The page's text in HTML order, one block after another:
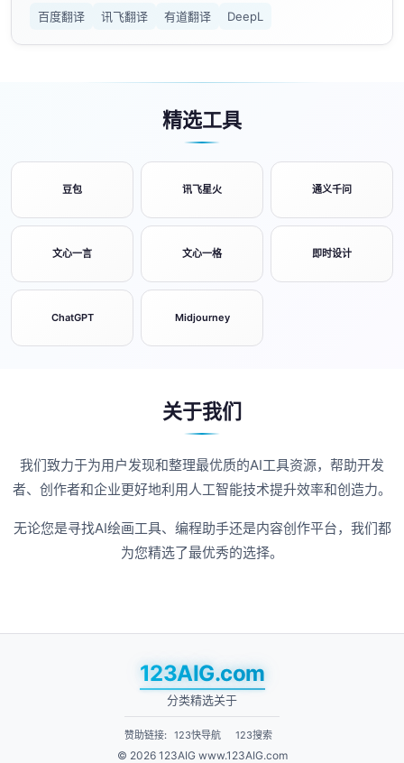
百度翻译 讯飞翻译 有道翻译 DeepL
精选工具
豆包 讯飞星火 通义千问
文心一言 文心一格 即时设计
ChatGPT Midjourney
关于我们
我们致力于为用户发现和整理最优质的AI工具资源，帮助开发
者、创作者和企业更好地利用人工智能技术提升效率和创造力。
无论您是寻找AI绘画工具、编程助手还是内容创作平台，我们都
为您精选了最优秀的选择。
123AIG.com
分类精选关于
赞助链接: 123快导航 123搜索
© 2026 123AIG www.123AIG.com